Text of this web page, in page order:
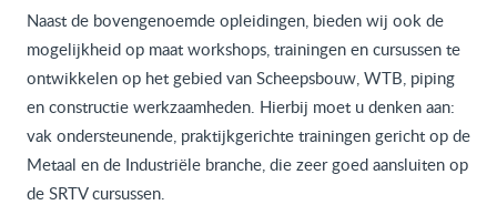
Naast de bovengenoemde opleidingen, bieden wij ook de
mogelijkheid op maat workshops, trainingen en cursussen te
ontwikkelen op het gebied van Scheepsbouw, WTB, piping
en constructie werkzaamheden. Hierbij moet u denken aan:
vak ondersteunende, praktijkgerichte trainingen gericht op de
Metaal en de Industriële branche, die zeer goed aansluiten op
de SRTV cursussen.